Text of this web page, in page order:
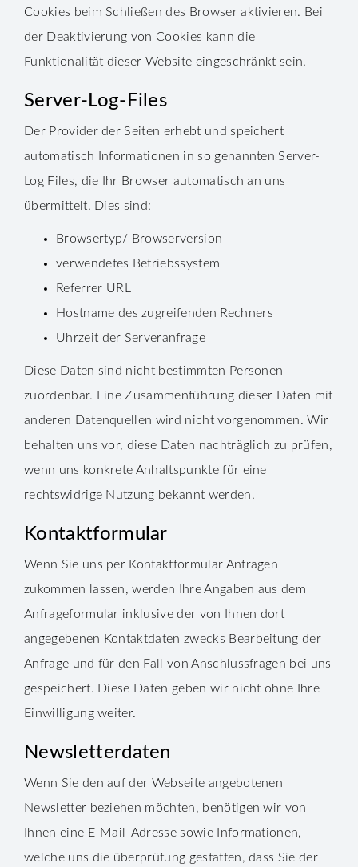
Cookies beim Schließen des Browser aktivieren. Bei
der Deaktivierung von Cookies kann die
Funktionalität dieser Website eingeschränkt sein.
Server-Log-Files
Der Provider der Seiten erhebt und speichert
automatisch Informationen in so genannten Server-
Log Files, die Ihr Browser automatisch an uns
übermittelt. Dies sind:
Browsertyp/ Browserversion
verwendetes Betriebssystem
Referrer URL
Hostname des zugreifenden Rechners
Uhrzeit der Serveranfrage
Diese Daten sind nicht bestimmten Personen
zuordenbar. Eine Zusammenführung dieser Daten mit
anderen Datenquellen wird nicht vorgenommen. Wir
behalten uns vor, diese Daten nachträglich zu prüfen,
wenn uns konkrete Anhaltspunkte für eine
rechtswidrige Nutzung bekannt werden.
Kontaktformular
Wenn Sie uns per Kontaktformular Anfragen
zukommen lassen, werden Ihre Angaben aus dem
Anfrageformular inklusive der von Ihnen dort
angegebenen Kontaktdaten zwecks Bearbeitung der
Anfrage und für den Fall von Anschlussfragen bei uns
gespeichert. Diese Daten geben wir nicht ohne Ihre
Einwilligung weiter.
Newsletterdaten
Wenn Sie den auf der Webseite angebotenen
Newsletter beziehen möchten, benötigen wir von
Ihnen eine E-Mail-Adresse sowie Informationen,
welche uns die überprüfung gestatten, dass Sie der